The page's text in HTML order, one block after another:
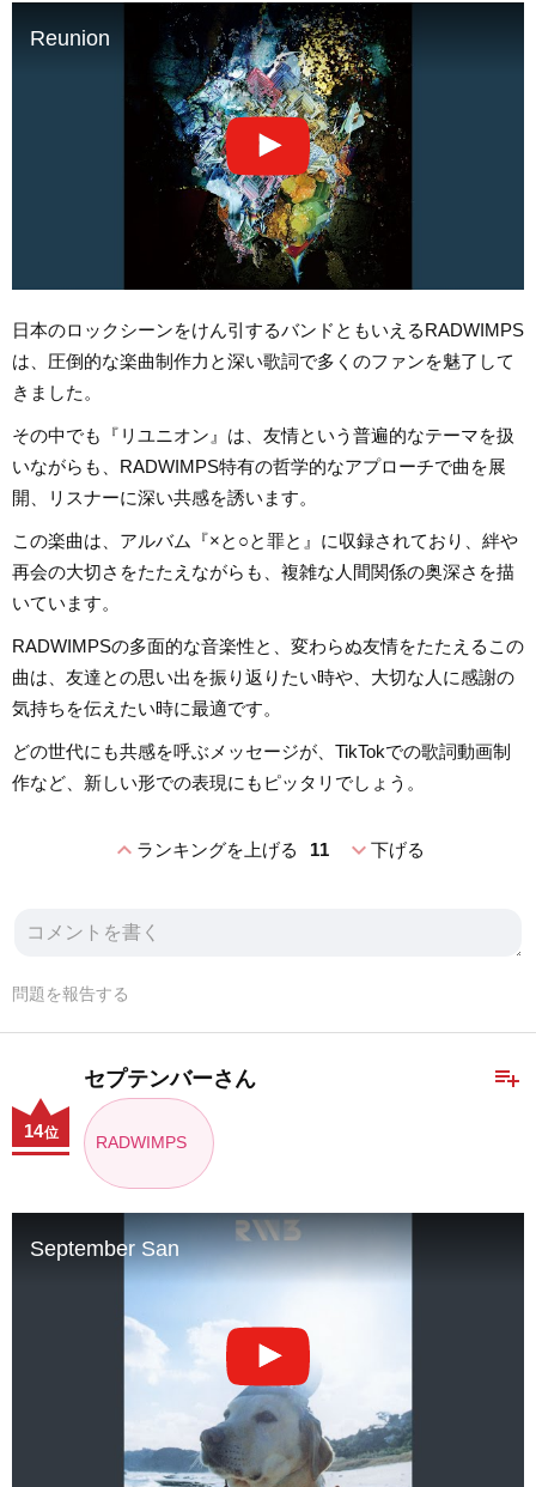
Reunion
日本のロックシーンをけん引するバンドともいえるRADWIMPS
は、圧倒的な楽曲制作力と深い歌詞で多くのファンを魅了して
きました。
その中でも『リユニオン』は、友情という普遍的なテーマを扱
いながらも、RADWIMPS特有の哲学的なアプローチで曲を展
開、リスナーに深い共感を誘います。
この楽曲は、アルバム『×と○と罪と』に収録されており、絆や
再会の大切さをたたえながらも、複雑な人間関係の奥深さを描
いています。
RADWIMPSの多面的な音楽性と、変わらぬ友情をたたえるこの
曲は、友達との思い出を振り返りたい時や、大切な人に感謝の
気持ちを伝えたい時に最適です。
どの世代にも共感を呼ぶメッセージが、TikTokでの歌詞動画制
作など、新しい形での表現にもピッタリでしょう。
expand_lessランキングを上げる 11 expand_more下げる
問題を報告する
playlist_add
セプテンバーさん
RADWIMPS
14位
September San